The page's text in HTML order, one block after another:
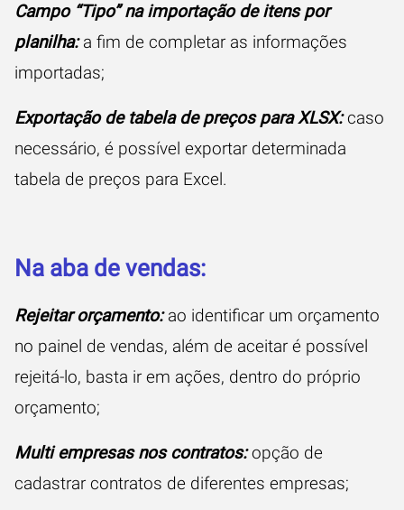
Campo “Tipo” na importação de itens por
planilha:a fim de completar as informações
importadas;
Exportação de tabela de preços para XLSX:caso
necessário, é possível exportar determinada
tabela de preços para Excel.
Na aba de vendas:
Rejeitar orçamento:ao identificar um orçamento
no painel de vendas, além de aceitar é possível
rejeitá-lo, basta ir em ações, dentro do próprio
orçamento;
Multi empresas nos contratos:opção de
cadastrar contratos de diferentes empresas;